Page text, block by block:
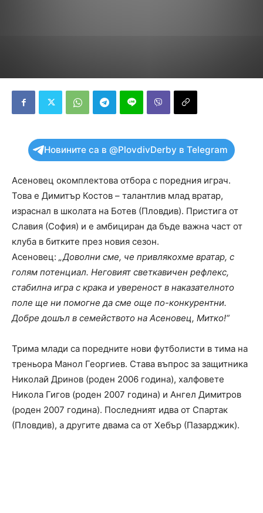
Новините са в @PlovdivDerby в Telegram
Асеновец окомплектова отбора с поредния играч.
Това е Димитър Костов – талантлив млад вратар,
израснал в школата на Ботев (Пловдив). Пристига от
Славия (София) и е амбициран да бъде важна част от
клуба в битките през новия сезон.
Асеновец: „Доволни сме, че привлякохме вратар, с
голям потенциал. Неговият светкавичен рефлекс,
стабилна игра с крака и увереност в наказателното
поле ще ни помогне да сме още по-конкурентни.
Добре дошъл в семейството на Асеновец, Митко!“
Трима млади са поредните нови футболисти в тима на
треньора Манол Георгиев. Става въпрос за защитника
Николай Дринов (роден 2006 година), халфовете
Никола Гигов (роден 2007 година) и Ангел Димитров
(роден 2007 година). Последният идва от Спартак
(Пловдив), а другите двама са от Хебър (Пазарджик).